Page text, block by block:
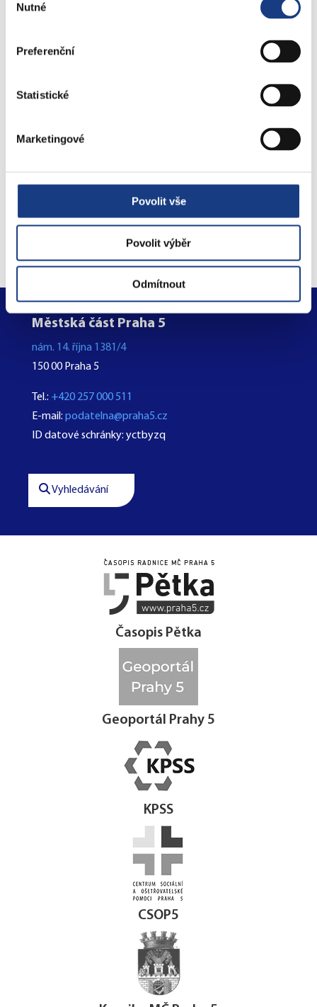
souhlasu
Nutné
Preferenční
Statistické
Marketingové
Povolit vše
Povolit výběr
Odmítnout
Bytové záležitosti
Preslova 5
Objednejte se na úřad
online
Městská část Praha 5
nám. 14. října 1381/4
150 00 Praha 5
Tel.: +420 257 000 511
E-mail: podatelna@praha5.cz
ID datové schránky: yctbyzq
Vyhledávání
 
Časopis Pětka
Geoportál Prahy 5
KPSS
CSOP5